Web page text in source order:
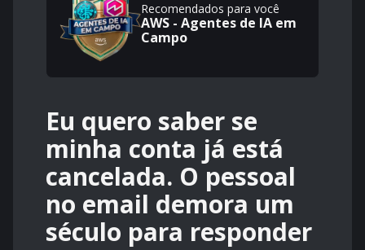
Recomendados para você
AWS - Agentes de IA em
Campo
Eu quero saber se
minha conta já está
cancelada. O pessoal
no email demora um
século para responder